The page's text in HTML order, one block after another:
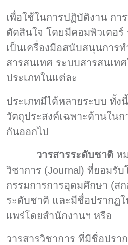
เพื่อใช้ในการปฏิบัติงาน กา
ตัดสินใจ โดยมีคอมพิวเตอ
เป็นเครื่องมือสนับสนุนการ
สารสนเทศ ระบบสารสนเท
ประเภทในแต่ละ
ประเภทมีได้หลายระบบ ทั้ง
วัตถุประสงค์เฉพาะด้านใน
กันออกไป
วารสารระดับชาติ ห
วิชาการ (Journal) ที่ยอมรั
กรรมการการอุดมศึกษา (ส
ระดับชาติ และมีชื่อปรากฏ
แพร่โดยสำนักงานฯ หรือ
วารสารวิชาการ ที่มีชื่อปรา